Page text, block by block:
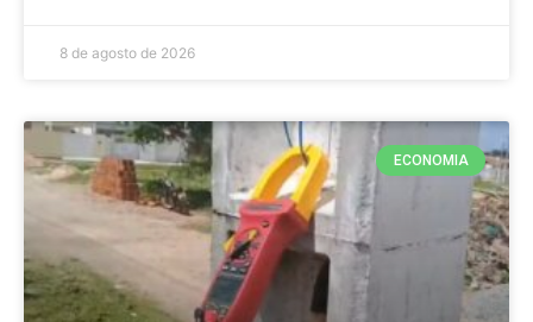
8 de agosto de 2026
ECONOMIA